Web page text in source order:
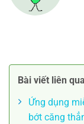
Bài viết liên
Ứng dụng
bớt căng